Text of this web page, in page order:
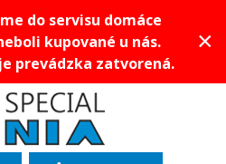
do servisu domáce
kupované u nás.
prevádzka zatvorená.
×